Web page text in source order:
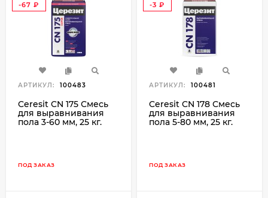
-67
АРТИКУЛ: 100483
Ceresit CN 175 Смесь
для выравнивания
пола 3-60 мм, 25 кг.
ПОД ЗАКАЗ
-3
АРТИКУЛ: 100481
Ceresit CN 178 Смесь
для выравнивания
пола 5-80 мм, 25 кг.
ПОД ЗАКАЗ